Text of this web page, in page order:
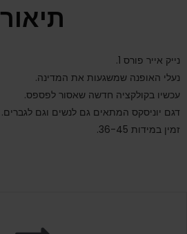
תיאור
נייק אייר פורס 1.
נעלי האופנה שמשגעות את המדינה.
עכשיו בקולקציה חדשה שאסור לפספס.
דגם יוניסקס המתאים גם לנשים וגם לגברים.
זמין במידות 36-45.